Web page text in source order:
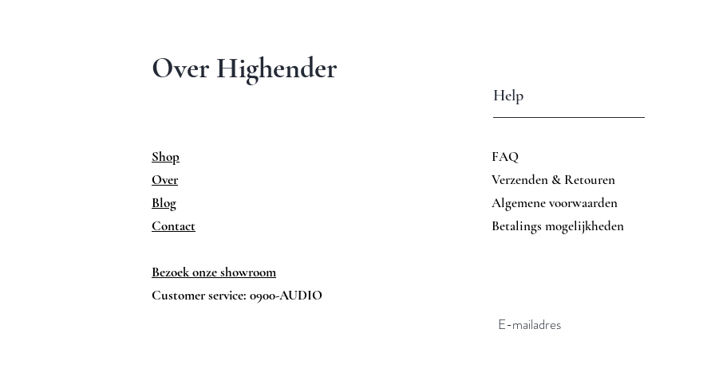
Over Highender
Shop
Over
Blog
Contact
Bezoek onze showroom
Customer service: 0900-AUDIO
Help
FAQ
Verzenden & Retouren
Algemene voorwaarden
Betalings mogelijkheden